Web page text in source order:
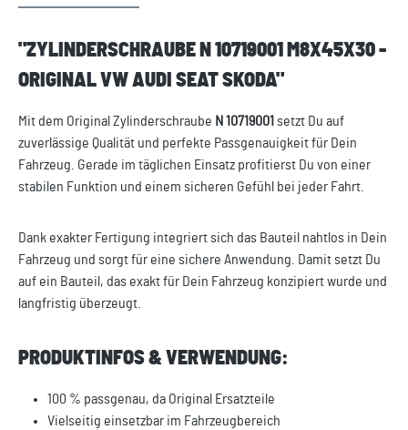
"ZYLINDERSCHRAUBE N 10719001 M8X45X30 -
ORIGINAL VW AUDI SEAT SKODA"
Mit dem Original Zylinderschraube N 10719001 setzt Du auf
zuverlässige Qualität und perfekte Passgenauigkeit für Dein
Fahrzeug. Gerade im täglichen Einsatz profitierst Du von einer
stabilen Funktion und einem sicheren Gefühl bei jeder Fahrt.
Dank exakter Fertigung integriert sich das Bauteil nahtlos in Dein
Fahrzeug und sorgt für eine sichere Anwendung. Damit setzt Du
auf ein Bauteil, das exakt für Dein Fahrzeug konzipiert wurde und
langfristig überzeugt.
PRODUKTINFOS & VERWENDUNG:
100 % passgenau, da Original Ersatzteile
Vielseitig einsetzbar im Fahrzeugbereich